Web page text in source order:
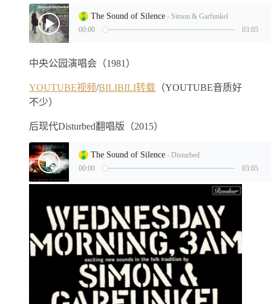
中央公园演唱会（1981）
YOUTUBE视频/BILIBILI转载 （YOUTUBE音质好
不少）
后现代Disturbed翻唱版（2015）